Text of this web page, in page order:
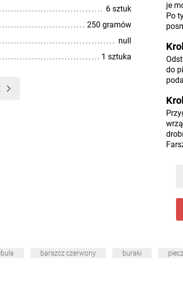
6 sztuk
250 gramów
null
1 sztuka
je
Po
do
barszcz czerwony buraki